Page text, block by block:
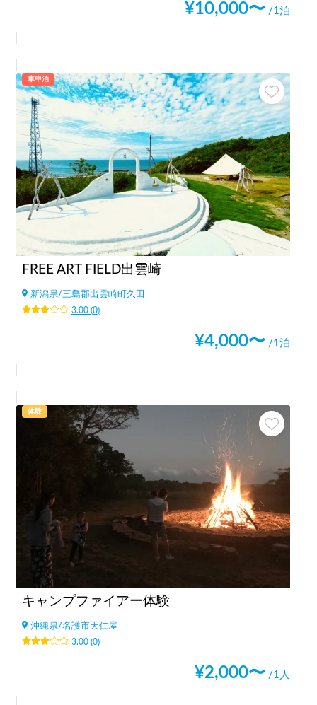
¥10,000〜 /1泊
車中泊
FREE ART FIELD出雲崎
新潟県/三島郡出雲崎町久田
3.00(0)
¥4,000〜 /1泊
体験
キャンプファイアー体験
沖縄県/名護市天仁屋
3.00(0)
¥2,000〜 /1人